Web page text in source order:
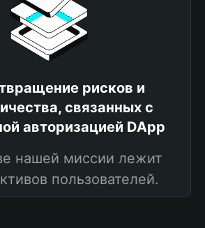
рисков и
связанных с
авторизацией DApp
нашей миссии лежит
пользователей.